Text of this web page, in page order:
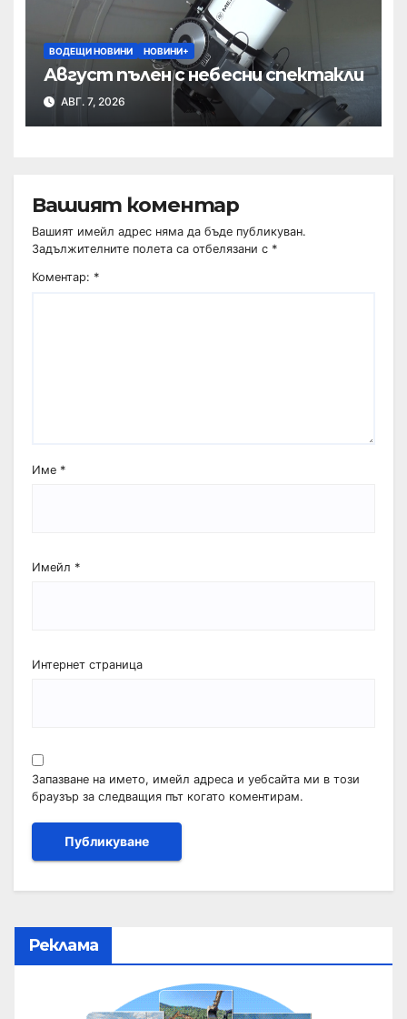
ВОДЕЩИ НОВИНИ НОВИНИ+
Август пълен с небесни спектакли
АВГ. 7, 2026
Вашият коментар
Вашият имейл адрес няма да бъде публикуван.
Задължителните полета са отбелязани с *
Коментар: *
Име *
Имейл *
Интернет страница
Запазване на името, имейл адреса и уебсайта ми в този
браузър за следващия път когато коментирам.
Реклама